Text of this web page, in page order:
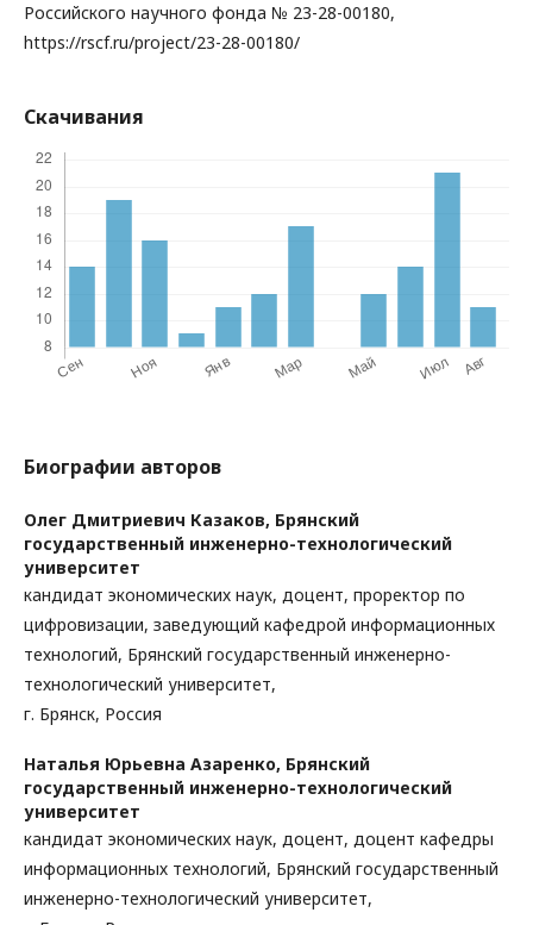
Российского научного фонда № 23-28-00180,
https://rscf.ru/project/23-28-00180/
Скачивания
Биографии авторов
Олег Дмитриевич Казаков, Брянский
государственный инженерно-технологический
университет
кандидат экономических наук, доцент, проректор по
цифровизации, заведующий кафедрой информационных
технологий, Брянский государственный инженерно-
технологический университет,
г. Брянск, Россия
Наталья Юрьевна Азаренко, Брянский
государственный инженерно-технологический
университет
кандидат экономических наук, доцент, доцент кафедры
информационных технологий, Брянский государственный
инженерно-технологический университет,